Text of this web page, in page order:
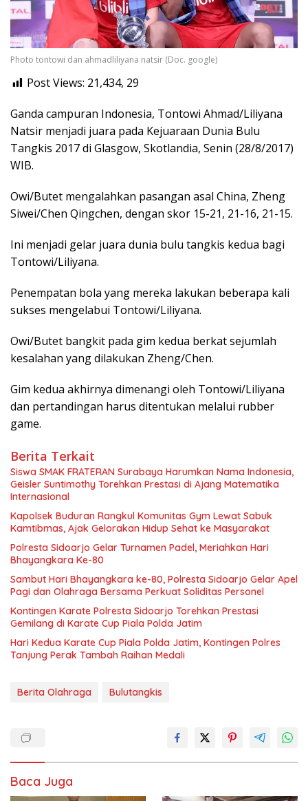
Photo tontowi dan ahmadliliyana natsir (Doc. google)
Post Views: 21,434, 29
Ganda campuran Indonesia, Tontowi Ahmad/Liliyana
Natsir menjadi juara pada Kejuaraan Dunia Bulu
Tangkis 2017 di Glasgow, Skotlandia, Senin (28/8/2017)
WIB.
Owi/Butet mengalahkan pasangan asal China, Zheng
Siwei/Chen Qingchen, dengan skor 15-21, 21-16, 21-15.
Ini menjadi gelar juara dunia bulu tangkis kedua bagi
Tontowi/Liliyana.
Penempatan bola yang mereka lakukan beberapa kali
sukses mengelabui Tontowi/Liliyana.
Owi/Butet bangkit pada gim kedua berkat sejumlah
kesalahan yang dilakukan Zheng/Chen.
Gim kedua akhirnya dimenangi oleh Tontowi/Liliyana
dan pertandingan harus ditentukan melalui rubber
game.
Berita Terkait
Siswa SMAK FRATERAN Surabaya Harumkan Nama Indonesia,
Geisler Suntimothy Torehkan Prestasi di Ajang Matematika
Internasional
Kapolsek Buduran Rangkul Komunitas Gym Lewat Sabuk
Kamtibmas, Ajak Gelorakan Hidup Sehat ke Masyarakat
Polresta Sidoarjo Gelar Turnamen Padel, Meriahkan Hari
Bhayangkara Ke-80
Sambut Hari Bhayangkara ke-80, Polresta Sidoarjo Gelar Apel
Pagi dan Olahraga Bersama Perkuat Soliditas Personel
Kontingen Karate Polresta Sidoarjo Torehkan Prestasi
Gemilang di Karate Cup Piala Polda Jatim
Hari Kedua Karate Cup Piala Polda Jatim, Kontingen Polres
Tanjung Perak Tambah Raihan Medali
Berita Olahraga Bulutangkis
Baca Juga